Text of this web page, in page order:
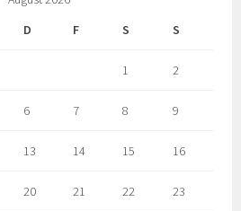
D F S S
1 2
6 7 8 9
13 14 15 16
20 21 22 23